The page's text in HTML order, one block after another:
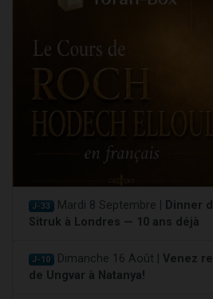
J-33 Mardi 8 Septembre |
Dinner
Sitruk à Londres — 10 ans déjà
J-10 Dimanche 16 Août | Venez
de Ungvar à Natanya!